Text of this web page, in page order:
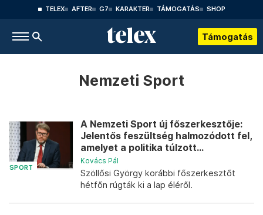
TELEX AFTER G7 KARAKTER TÁMOGATÁS SHOP
Támogatás
Nemzeti Sport
SPORT
A Nemzeti Sport új főszerkesztője:
Jelentős feszültség halmozódott fel,
amelyet a politika túlzott...
Kovács Pál
Szöllősi György korábbi főszerkesztőt
hétfőn rúgták ki a lap éléről.